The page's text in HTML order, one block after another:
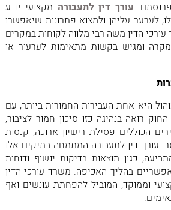
עורך דין לתעבורה מקצועי יודע
לערער עליהן ולמצוא פתרונות שיאפשרו
הדין משה רבי מלווה לקוחות במקרים
ומגיש בקשות מתאימות לערעור או
היא אחת העבירות החמורות ביותר, עם
רואה בנהיגה כזו סיכון חמור לציבור,
הכוללים פסילת רישיון ארוכה, קנסות
עורך דין לתעבורה המתמחה בתיקים אלו
כגון תוצאות בדיקות ינשוף ודוחות
בהליך האכיפה. משרד עורכי הדין
וממוקד, המוביל להפחתת עונשים ואף